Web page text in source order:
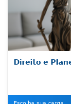
Direito e